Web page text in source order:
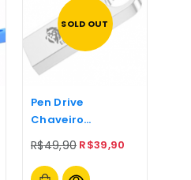
SOLD OUT
Pen Drive
Chaveiro
Compacto
Alumínio 32gb
R$49,90 R$39,90